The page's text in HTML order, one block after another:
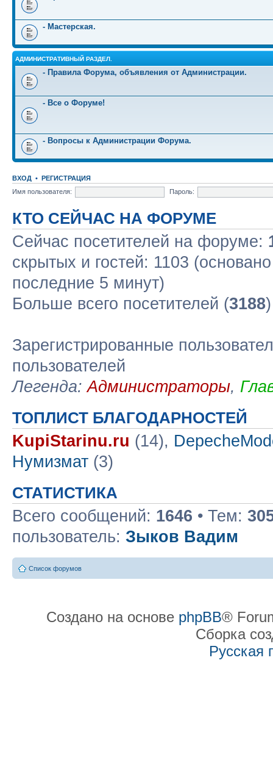
- Мастерская.
АДМИНИСТРАТИВНЫЙ РАЗДЕЛ.
- Правила Форума, объявления от Администрации.
- Все о Форуме!
- Вопросы к Администрации Форума.
ВХОД • РЕГИСТРАЦИЯ
Имя пользователя:
Пароль:
КТО СЕЙЧАС НА ФОРУМЕ
Сейчас посетителей на форуме:
скрытых и гостей: 1103
последние 5 минут)
Больше всего посетителей (3188
Зарегистрированные
пользователей
Легенда:Администраторы,
ТОПЛИСТ БЛАГОДАРНОСТЕЙ
KupiStarinu.ru (14),
Нумизмат (3)
СТАТИСТИКА
Всего сообщений: 1646 • Тем:
пользователь: Зыков Вадим
Список форумов
Создано на основе phpBB®
Сборка
Русская